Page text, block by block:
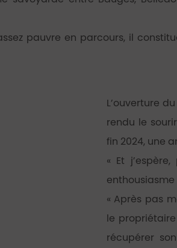
pauvre en parcours, il
L’ouverture
rendu le
fin 2024, une
« Et
« Après pas
le
récupérer